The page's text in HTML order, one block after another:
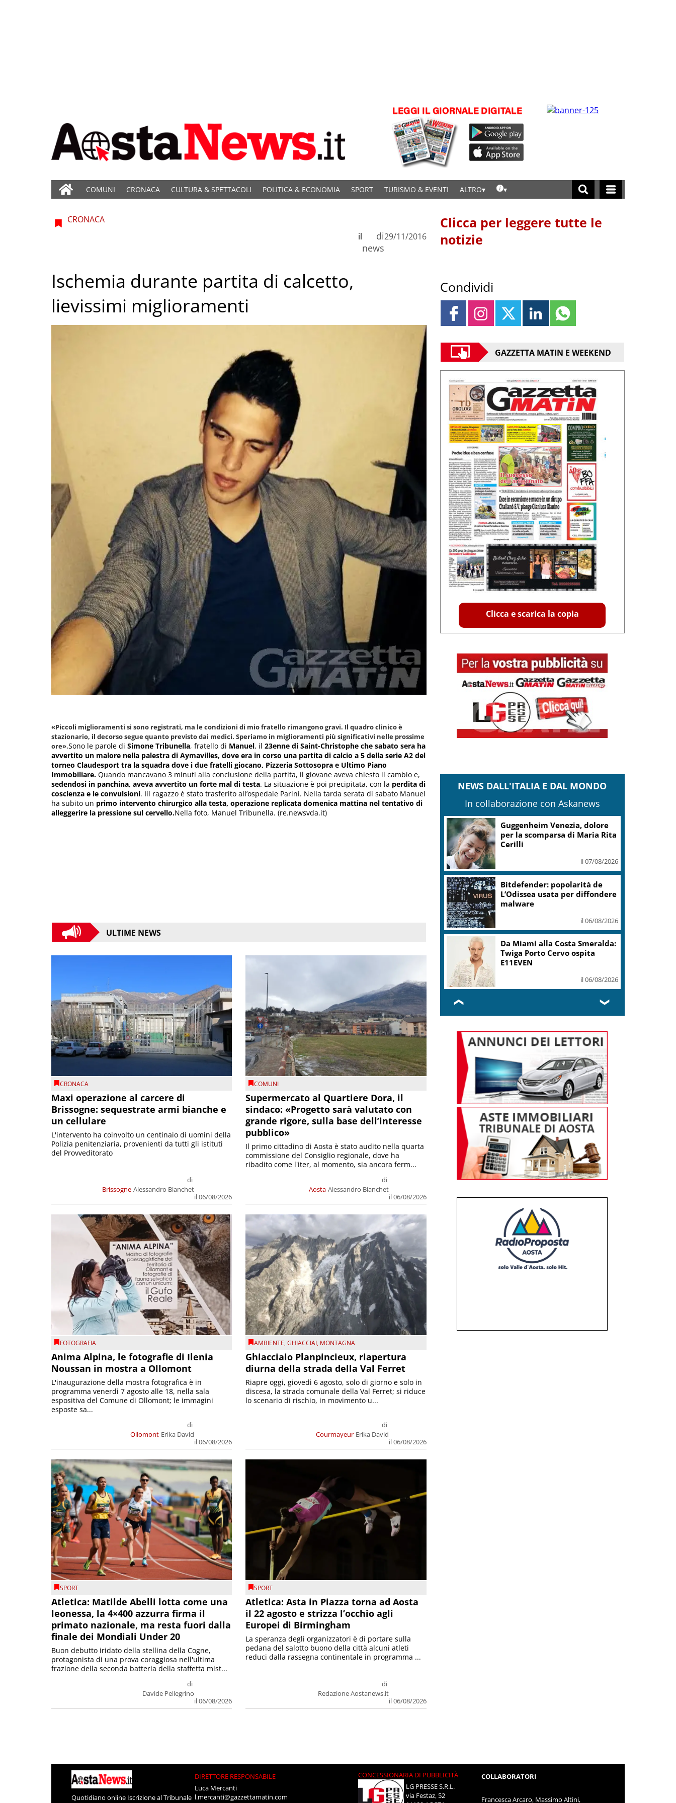
COMUNI CRONACA CULTURA & SPETTACOLI POLITICA & ECONOMIA SPORT TURISMO & EVENTI ALTRO
CRONACA
di
news
il 29/11/2016
Ischemia durante partita di calcetto,
lievissimi miglioramenti
«Piccoli miglioramenti si sono registrati, ma le condizioni di mio fratello rimangono gravi. Il quadro clinico è
stazionario, il decorso segue quanto previsto dai medici. Speriamo in miglioramenti più significativi nelle prossime
ore».Sono le parole di Simone Tribunella, fratello di Manuel, il 23enne di Saint-Christophe che sabato sera ha
avvertito un malore nella palestra di Aymavilles, dove era in corso una partita di calcio a 5 della serie A2 del
torneo Claudesport tra la squadra dove i due fratelli giocano, Pizzeria Sottosopra e Ultimo Piano
Immobiliare. Quando mancavano 3 minuti alla conclusione della partita, il giovane aveva chiesto il cambio e,
sedendosi in panchina, aveva avvertito un forte mal di testa. La situazione è poi precipitata, con la perdita di
coscienza e le convulsioni. Iil ragazzo è stato trasferito all’ospedale Parini. Nella tarda serata di sabato Manuel
ha subito un primo intervento chirurgico alla testa, operazione replicata domenica mattina nel tentativo di
alleggerire la pressione sul cervello.Nella foto, Manuel Tribunella. (re.newsvda.it)
ULTIME NEWS
CRONACA
Maxi operazione al carcere di
Brissogne: sequestrate armi bianche e
un cellulare
Brissogne
di
Alessandro Bianchet
il 06/08/2026
L'intervento ha coinvolto un centinaio di uomini della
Polizia penitenziaria, provenienti da tutti gli istituti
del Provveditorato
COMUNI
Supermercato al Quartiere Dora, il
sindaco: «Progetto sarà valutato con
grande rigore, sulla base dell’interesse
pubblico»
Aosta
di
Alessandro Bianchet
il 06/08/2026
Il primo cittadino di Aosta è stato audito nella quarta
commissione del Consiglio regionale, dove ha
ribadito come l'iter, al momento, sia ancora ferm...
FOTOGRAFIA
Anima Alpina, le fotografie di Ilenia
Noussan in mostra a Ollomont
Ollomont
di
Erika David
il 06/08/2026
L'inaugurazione della mostra fotografica è in
programma venerdì 7 agosto alle 18, nella sala
espositiva del Comune di Ollomont; le immagini
esposte sa...
AMBIENTE,GHIACCIAI, MONTAGNA
Ghiacciaio Planpincieux, riapertura
diurna della strada della Val Ferret
Courmayeur
di
Erika David
il 06/08/2026
Riapre oggi, giovedì 6 agosto, solo di giorno e solo in
discesa, la strada comunale della Val Ferret; si riduce
lo scenario di rischio, in movimento u...
SPORT
Atletica: Matilde Abelli lotta come una
leonessa, la 4×400 azzurra firma il
primato nazionale, ma resta fuori dalla
finale dei Mondiali Under 20
di
Davide Pellegrino
il 06/08/2026
Buon debutto iridato della stellina della Cogne,
protagonista di una prova coraggiosa nell'ultima
frazione della seconda batteria della staffetta mist...
SPORT
Atletica: Asta in Piazza torna ad Aosta
il 22 agosto e strizza l’occhio agli
Europei di Birmingham
di
Redazione Aostanews.it
il 06/08/2026
La speranza degli organizzatori è di portare sulla
pedana del salotto buono della città alcuni atleti
reduci dalla rassegna continentale in programma ...
Clicca per leggere tutte le
notizie
Condividi
GAZZETTA MATIN E WEEKEND
Clicca e scarica la copia
NEWS DALL'ITALIA E DAL MONDO
In collaborazione con Askanews
Covid, ‘Conte-day’ in
commissione: “non sono un
eroe ma un uomo corretto,
il 06/08/2026
Guccini, Meloni: l’ho amato e
mi ha formato, continuerò a
il 06/08/2026
Sogin: in 2025 utile balza oltre
2,5 mln, decommissioning al
il 06/08/2026
Quotidiano online Iscrizione al Tribunale
DIRETTORE RESPONSABILE
Luca Mercanti
l.mercanti@gazzettamatin.com
CONCESSIONARIA DI PUBBLICITÀ
LG PRESSE S.R.L.
via Festaz, 52
COLLABORATORI
Francesca Arcaro, Massimo Altini,